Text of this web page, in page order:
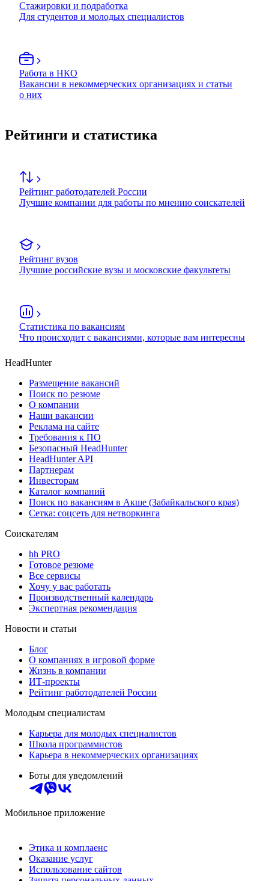
Стажировки и подработка
Для студентов и молодых специалистов
Работа в НКО
Вакансии в некоммерческих организациях и статьи
о них
Рейтинги и статистика
Рейтинг работодателей России
Лучшие компании для работы по мнению соискателей
Рейтинг вузов
Лучшие российские вузы и московские факультеты
Статистика по вакансиям
Что происходит с вакансиями, которые вам интересны
HeadHunter
Размещение вакансий
Поиск по резюме
О компании
Наши вакансии
Реклама на сайте
Требования к ПО
Безопасный HeadHunter
HeadHunter API
Партнерам
Инвесторам
Каталог компаний
Поиск по вакансиям в Акше (Забайкальского края)
Сетка: соцсеть для нетворкинга
Соискателям
hh PRO
Готовое резюме
Все сервисы
Хочу у вас работать
Производственный календарь
Экспертная рекомендация
Новости и статьи
Блог
О компаниях в игровой форме
Жизнь в компании
ИТ-проекты
Рейтинг работодателей России
Молодым специалистам
Карьера для молодых специалистов
Школа программистов
Карьера в некоммерческих организациях
Боты для уведомлений
Мобильное приложение
Этика и комплаенс
Оказание услуг
Использование сайтов